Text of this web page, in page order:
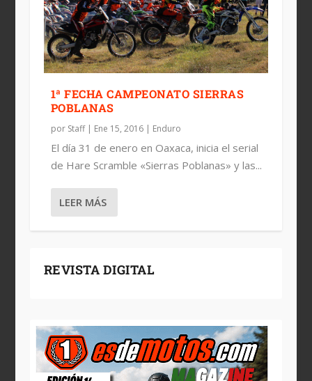
1ª FECHA CAMPEONATO SIERRAS
POBLANAS
por Staff| Ene 15, 2016| Enduro
El día 31 de enero en Oaxaca, inicia el serial
de Hare Scramble «Sierras Poblanas» y las...
LEER MÁS
REVISTA DIGITAL